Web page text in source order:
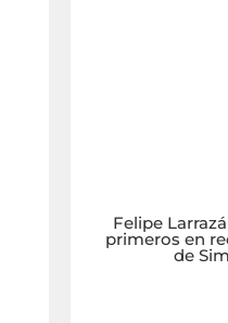
Felipe
primeros en
de